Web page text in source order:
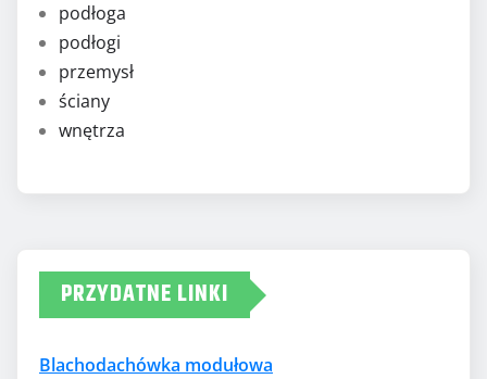
podłoga
podłogi
przemysł
ściany
wnętrza
PRZYDATNE LINKI
Blachodachówka modułowa